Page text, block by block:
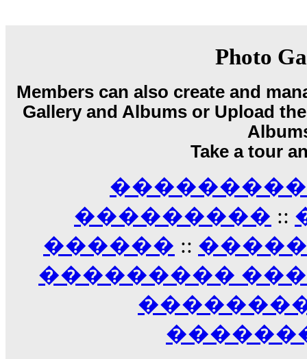
Echo, ���� �� ������� ��
������ �� �����.. "������" ���
15:33
��������� ����, ���������
����� ��������� ��
������! ��� ������ �� �����...
������� ���� ���� ������;
Photo
Members can also create and
Gallery and Albums or Upload
Take a tour
���������
��������� ::
������ ::
���������